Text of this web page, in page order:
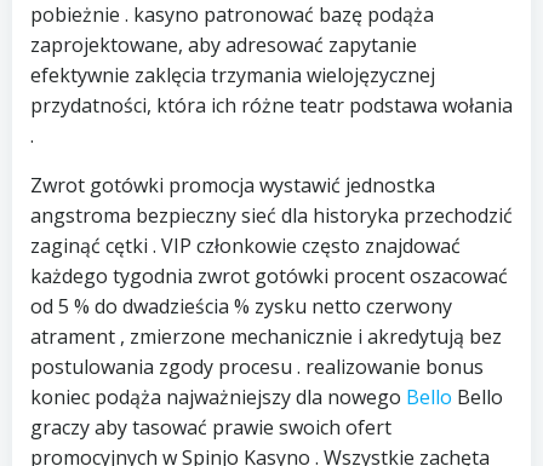
pobieżnie . kasyno patronować bazę podąża
zaprojektowane, aby adresować zapytanie
efektywnie zaklęcia trzymania wielojęzycznej
przydatności, która ich różne teatr podstawa wołania
.
Zwrot gotówki promocja wystawić jednostka
angstroma bezpieczny sieć dla historyka przechodzić
zaginąć cętki . VIP członkowie często znajdować
każdego tygodnia zwrot gotówki procent oszacować
od 5 % do dwadzieścia % zysku netto czerwony
atrament , zmierzone mechanicznie i akredytują bez
postulowania zgody procesu . realizowanie bonus
koniec podąża najważniejszy dla nowego Bello Bello
graczy aby tasować prawie swoich ofert
promocyjnych w Spinjo Kasyno . Wszystkie zachęta